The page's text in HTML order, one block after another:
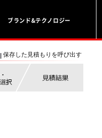
ブランド&テクノロジー
保存した見積もりを呼び出す